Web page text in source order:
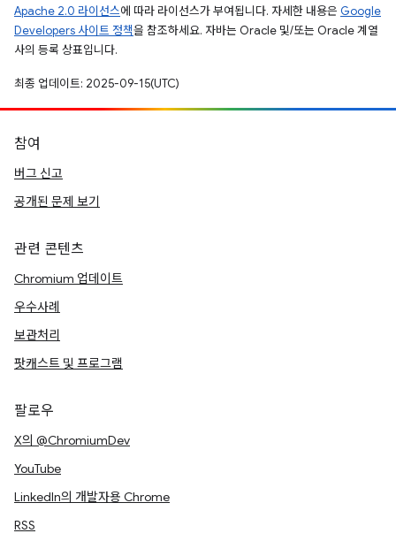
Apache 2.0 라이선스에 따라 라이선스가 부여됩니다. 자세한 내용은 Google
Developers 사이트 정책을 참조하세요. 자바는 Oracle 및/또는 Oracle 계열
사의 등록 상표입니다.
최종 업데이트: 2025-09-15(UTC)
참여
버그 신고
공개된 문제 보기
관련 콘텐츠
Chromium 업데이트
우수사례
보관처리
팟캐스트 및 프로그램
팔로우
X의 @ChromiumDev
YouTube
LinkedIn의 개발자용 Chrome
RSS